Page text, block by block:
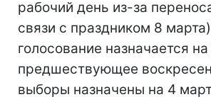
рабочий день из-за
связи с праздником 8
голосование назначается на
предшествующее
выборы назначены на 4